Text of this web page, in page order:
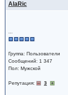
AlaRic
Группа: Пользователи
Сообщений: 1 347
Пол: Мужской
Репутация: 3